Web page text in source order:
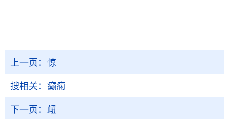
上一页： 惊
搜相关： 癫痫
下一页： 衄